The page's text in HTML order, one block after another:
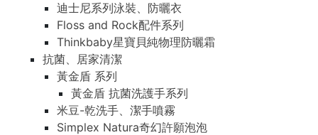
迪士尼系列泳裝、防曬衣
Floss and Rock配件系列
Thinkbaby星寶貝純物理防曬霜
抗菌、居家清潔
黃金盾 系列
黃金盾 抗菌洗護手系列
米豆-乾洗手、潔手噴霧
Simplex Natura奇幻許願泡泡